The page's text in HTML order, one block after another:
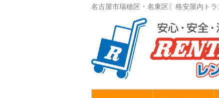
名古屋市瑞穂区・名東区〖格安屋内ト